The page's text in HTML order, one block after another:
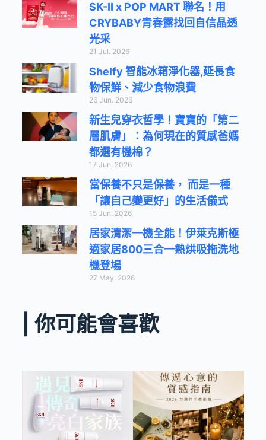
SK-II x POP MART 聯名！用
CRYBABY青春露找回自信晶透
光采
21 Jul. 2026
Shelfy 智能冰箱淨化器,延長食
物保鮮、減少食物浪費
26 Jun. 2026
新生兒穿衣哲學！寶寶的「第二
層肌膚」：為何現在的質感爸媽
都選有機棉？
17 Jun. 2026
當保養不只是保養， 而是一種
「讓自己變更好」的生活儀式
15 Jun. 2026
居家清潔一機全能！伊萊克斯極
適家居800三合一熱烘吸拖洗地
機登場
27 May. 2026
| 你可能會喜歡